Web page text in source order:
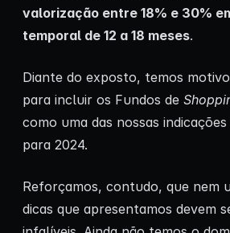
valorização entre 18% e 30%
temporal de 12 a 18 meses.
Diante do exposto, temos
para incluir os Fundos de
como uma das nossas
para 2024.
Reforçamos, contudo, que nem
dicas que apresentamos devem